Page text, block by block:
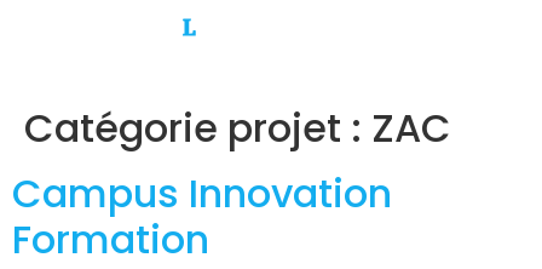
Catégorie projet : ZAC
Campus Innovation
Formation